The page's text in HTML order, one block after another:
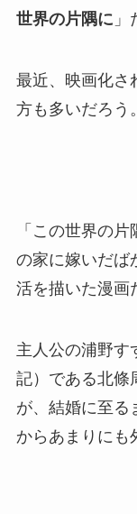
世界の片隅に 」
最近、映画化さ
方も多いだろう。
「この世界の
の家に嫁いだば
活を描いた漫画
主人公の浦野す
記）である北條
が、結婚に至る
からあまりにも